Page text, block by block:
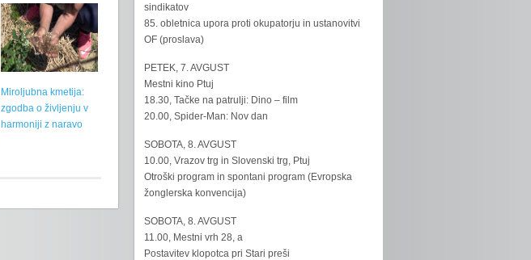
Miroljubna kmetija:
zgodba o življenju v
harmoniji z naravo
sindikatov
85. obletnica upora proti okupatorju in ustanovitvi
OF (proslava)
PETEK, 7. AVGUST
Mestni kino Ptuj
18.30, Tačke na patrulji: Dino – film
20.00, Spider-Man: Nov dan
SOBOTA, 8. AVGUST
10.00, Vrazov trg in Slovenski trg, Ptuj
Otroški program in spontani program (Evropska
žonglerska konvencija)
SOBOTA, 8. AVGUST
11.00, Mestni vrh 28, a
Postavitev klopotca pri Stari preši